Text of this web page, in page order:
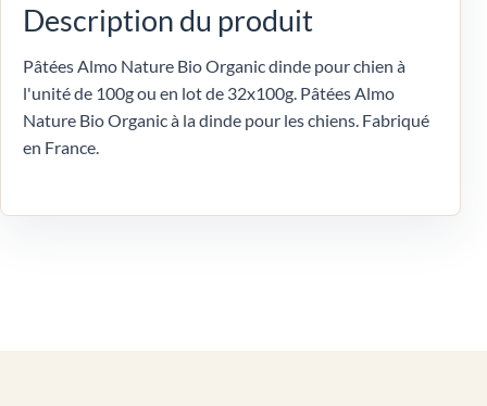
Description du produit
Pâtées Almo Nature Bio Organic dinde pour chien à
l'unité de 100g ou en lot de 32x100g. Pâtées Almo
Nature Bio Organic à la dinde pour les chiens. Fabriqué
en France.